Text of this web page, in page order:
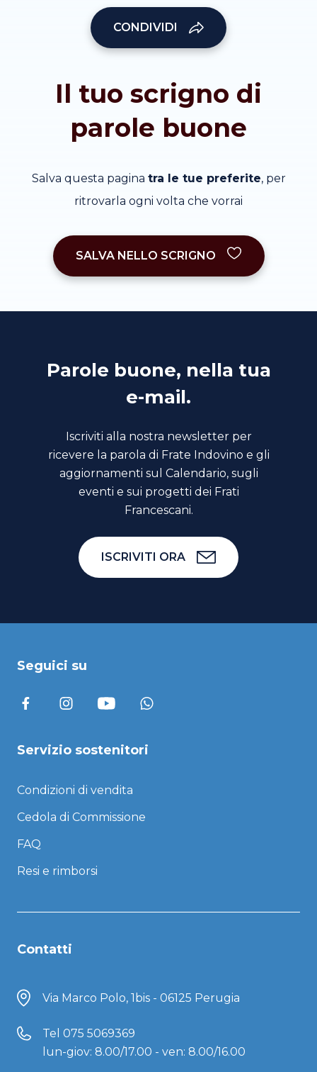
CONDIVIDI
Il tuo scrigno di
parole buone
Salva questa pagina tra le tue preferite, per
ritrovarla ogni volta che vorrai
SALVA NELLO SCRIGNO
Parole buone, nella tua
e-mail.
Iscriviti alla nostra newsletter per
ricevere la parola di Frate Indovino e gli
aggiornamenti sul Calendario, sugli
eventi e sui progetti dei Frati
Francescani.
ISCRIVITI ORA
Seguici su
Servizio sostenitori
Condizioni di vendita
Cedola di Commissione
FAQ
Resi e rimborsi
Contatti
Via Marco Polo, 1bis - 06125 Perugia
Tel 075 5069369
lun-giov: 8.00/17.00 - ven: 8.00/16.00